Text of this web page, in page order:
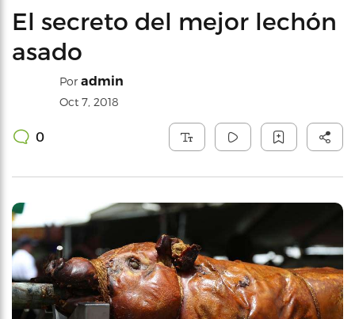
El secreto del mejor lechón
asado
Por admin
Oct 7, 2018
0